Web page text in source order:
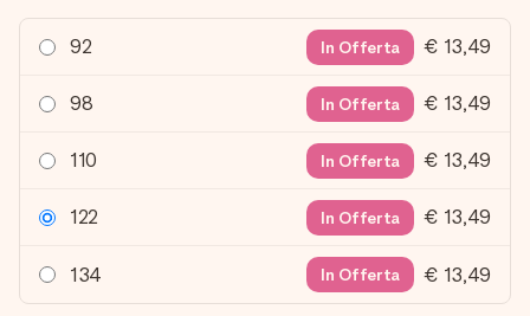
92 In Offerta € 13,49
98 In Offerta € 13,49
110 In Offerta € 13,49
122 In Offerta € 13,49
134 In Offerta € 13,49